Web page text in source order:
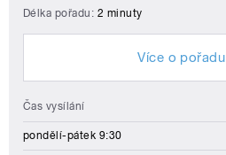
Délka pořadu: 2 minuty
Více o pořadu
Čas vysílání
pondělí-pátek 9:30